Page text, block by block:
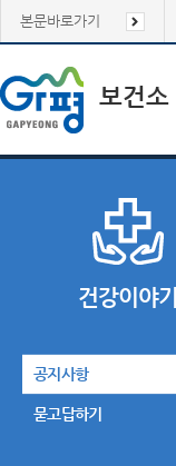
본문바로가기
보건소
건강이야기
공지사항
묻고답하기